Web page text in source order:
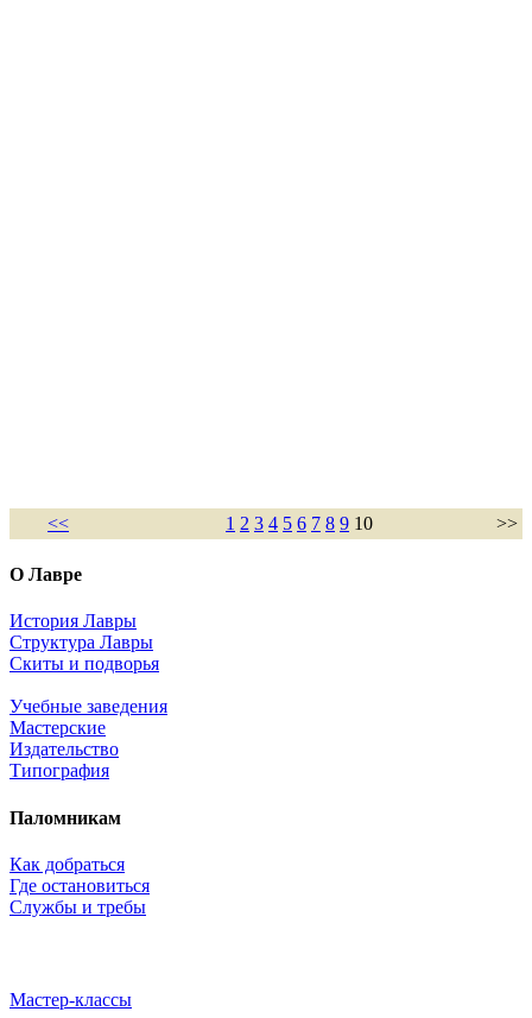
<< 1 2 3 4 5 6 7 8 9 10 >>
О Лавре
История Лавры
Структура Лавры
Скиты и подворья
Учебные заведения
Мастерские
Издательство
Типография
Паломникам
Как добраться
Где остановиться
Службы и требы
Мастер-классы